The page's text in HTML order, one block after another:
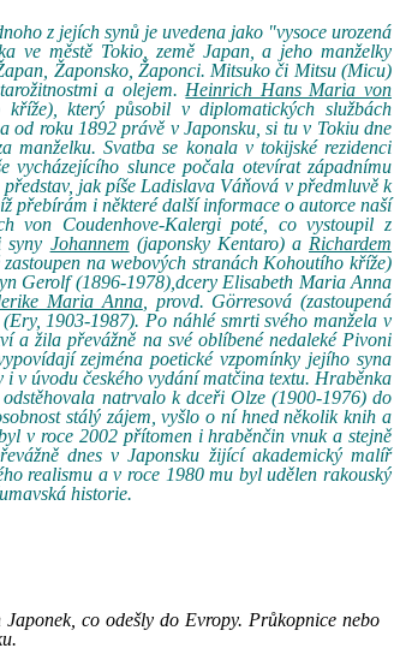
z jejích synů je uvedena jako "vysoce urozená
ve městě Tokio, země Japan, a jeho manželky
Žaponsko, Žaponci. Mitsuko či Mitsu (Micu)
a olejem. Heinrich Hans Maria von
který působil v diplomatických službách
od roku 1892 právě v Japonsku, si tu v Tokiu dne
manželku. Svatba se konala v tokijské rezidenci
slunce počala otevírat západnímu
jak píše Ladislava Váňová v předmluvě k
přebírám i některé další informace o autorce naší
von Coudenhove-Kalergi poté, co vystoupil z
syny Johannem (japonsky Kentaro) a Richardem
na webových stranách Kohoutího kříže)
Gerolf (1896-1978),dcery Elisabeth Maria Anna
Maria Anna, provd. Görresová (zastoupená
1903-1987). Po náhlé smrti svého manžela v
a žila převážně na své oblíbené nedaleké Pivoni
zejména poetické vzpomínky jejího syna
v úvodu českého vydání matčina textu. Hraběnka
natrvalo k dceři Olze (1900-1976) do
stálý zájem, vyšlo o ní hned několik knih a
v roce 2002 přítomen i hraběnčin vnuk a stejně
dnes v Japonsku žijící akademický malíř
realismu a v roce 1980 mu byl udělen rakouský
historie.
co odešly do Evropy. Průkopnice nebo